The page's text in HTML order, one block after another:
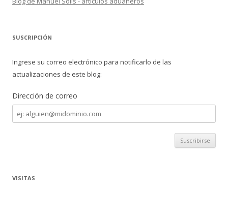
SUSCRIPCIÓN
Ingrese su correo electrónico para notificarlo de las
actualizaciones de este blog:
Dirección de correo
Dirección
de
correo
VISITAS